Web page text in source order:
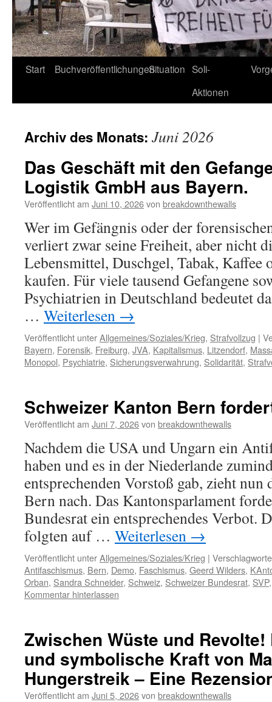
Start BuchveröffentlichungenSituation Soli-
Aktionen
Archiv des Monats: Juni 2026
Das Geschäft mit den
Logistik GmbH aus Bayern.
Veröffentlicht am Juni 10, 2026von breakdownthewalls
Wer im Gefängnis oder der
verliert zwar seine Freiheit, aber nicht
Lebensmittel, Duschgel, Tabak, Kaffee
kaufen. Für viele tausend Gefangene
Psychiatrien in Deutschland bedeutet
… Weiterlesen →
Veröffentlicht unterAllgemeines/Soziales/Krieg, Strafvollzug |
Bayern, Forensik, Freiburg, JVA, Kapitalismus, Litzendorf,
Monopol, Psychiatrie, Sicherungsverwahrung, Solidarität,
Schweizer Kanton Bern
Veröffentlicht am Juni 7, 2026von breakdownthewalls
Nachdem die USA und Ungarn ein
haben und es in der Niederlande
entsprechenden Vorstoß gab, zieht nun
Bern nach. Das Kantonsparlament
Bundesrat ein entsprechendes Verbot.
folgten auf … Weiterlesen →
Veröffentlicht unterAllgemeines/Soziales/Krieg |
Antifaschismus, Bern, Demo, Faschismus, Geerd Wilders,
Orban, Sandra Schneider, Schweiz, Schweizer Bundesrat, SVP
Kommentar hinterlassen
Zwischen Wüste und
und symbolische Kraft von
Hungerstreik – Eine
Veröffentlicht am Juni 5, 2026von breakdownthewalls